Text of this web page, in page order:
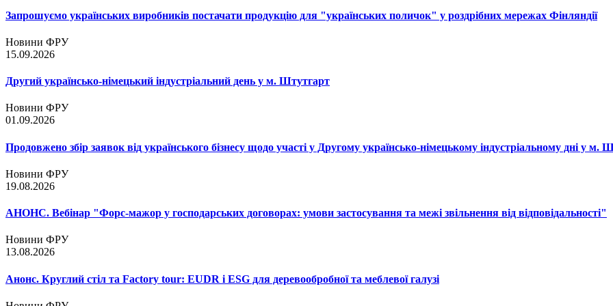
Запрошуємо українських виробників постачати продукцію для "українських поличок" у роздрібних мережах Фінляндії
Новини ФРУ
15.09.2026
Другий українсько-німецький індустріальний день у м. Штутгарт
Новини ФРУ
01.09.2026
Продовжено збір заявок від українського бізнесу щодо участі у Другому українсько-німецькому індустріальному дні у м.
Новини ФРУ
19.08.2026
АНОНС. Вебінар "Форс-мажор у господарських договорах: умови застосування та межі звільнення від відповідальності"
Новини ФРУ
13.08.2026
Анонс. Круглий стіл та Factory tour: EUDR і ESG для деревообробної та меблевої галузі